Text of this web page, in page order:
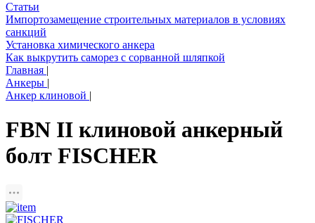
Статьи
Импортозамещение строительных материалов в условиях
санкций
Установка химического анкера
Как выкрутить саморез с сорванной шляпкой
Главная |
Анкеры |
Анкер клиновой |
FBN II клиновой анкерный
болт FISCHER